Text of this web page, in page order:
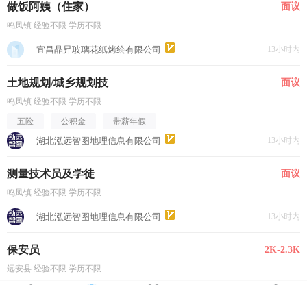
做饭阿姨（住家） 面议
鸣凤镇 经验不限 学历不限
宜昌晶昇玻璃花纸烤绘有限公司 13小时内
土地规划/城乡规划技 面议
鸣凤镇 经验不限 学历不限
五险 公积金 带薪年假
湖北泓远智图地理信息有限公司 13小时内
测量技术员及学徒 面议
鸣凤镇 经验不限 学历不限
湖北泓远智图地理信息有限公司 13小时内
保安员 2K-2.3K
远安县 经验不限 学历不限